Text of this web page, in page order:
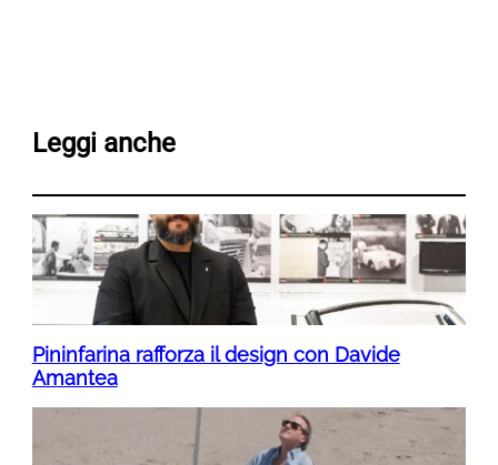
Leggi anche
Pininfarina rafforza il design con Davide
Amantea